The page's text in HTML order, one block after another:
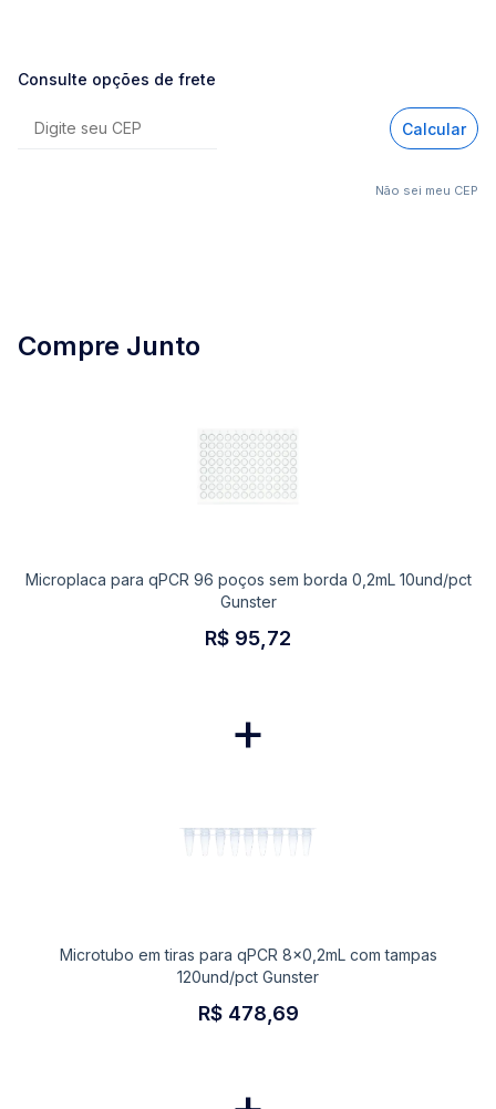
Consulte opções de frete
Calcular
Não sei meu CEP
Compre Junto
Microplaca para qPCR 96 poços sem borda 0,2mL 10und/pct
Gunster
R$ 95,72
+
Microtubo em tiras para qPCR 8x0,2mL com tampas
120und/pct Gunster
R$ 478,69